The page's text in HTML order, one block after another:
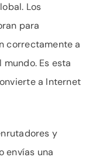
Los
para
correctamente a
Es esta
a Internet
y
envías una